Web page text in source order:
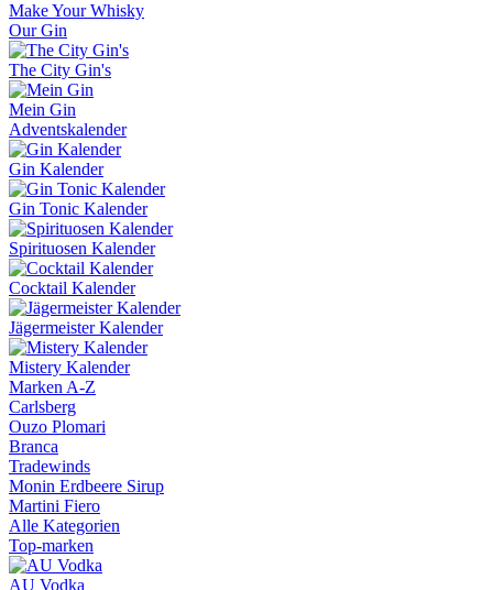
Make Your Whisky
Our Gin
The City Gin's
Mein Gin
Adventskalender
Gin Kalender
Gin Tonic Kalender
Spirituosen Kalender
Cocktail Kalender
Jägermeister Kalender
Mistery Kalender
Marken A-Z
Carlsberg
Ouzo Plomari
Branca
Tradewinds
Monin Erdbeere Sirup
Martini Fiero
Alle Kategorien
Top-marken
AU Vodka